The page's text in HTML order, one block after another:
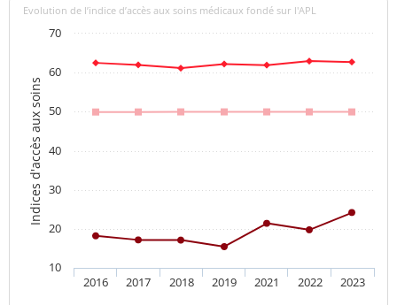
Indices d'accès aux soins
Evolution de l’indice d’accès aux soins médicaux fondé sur l'APL
2016 2017 2018 2019 2021 2022 2023
10
20
30
40
50
60
70